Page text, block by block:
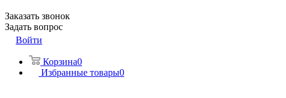
Заказать звонок
Задать вопрос
Войти
Корзина0
Избранные товары0